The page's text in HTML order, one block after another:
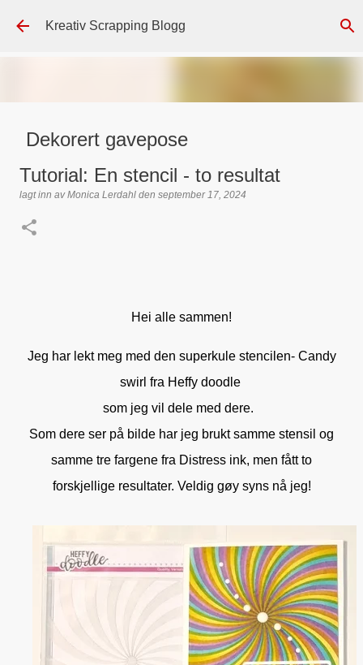
Gå til hovedinnhold
Kreativ Scrapping Blogg
Dekorert gavepose
Tutorial: En stencil - to resultat
lagt inn avMonica Lerdahl den september 17, 2024
Hei alle sammen!
Jeg har lekt meg med den superkule stencilen- Candy
swirl fra Heffy doodle
som jeg vil dele med dere.
Som dere ser på bilde har jeg brukt samme stensil og
samme tre fargene fra Distress ink, men fått to
forskjellige resultater. Veldig gøy syns nå jeg!